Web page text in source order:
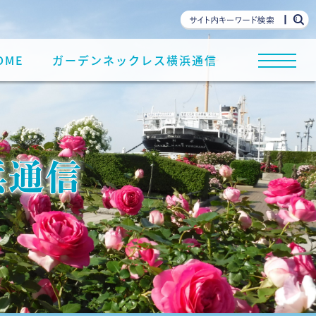
ガーデンネックレス横浜通信